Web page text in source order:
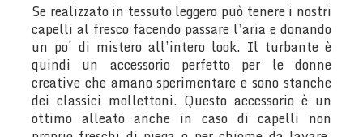
Se realizzato in tessuto leggero può tenere i nostri
capelli al fresco facendo passare l’aria e donando
un po’ di mistero all’intero look. Il turbante è
quindi un accessorio perfetto per le donne
creative che amano sperimentare e sono stanche
dei classici mollettoni. Questo accessorio è un
ottimo alleato anche in caso di capelli non